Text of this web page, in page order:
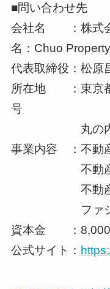
■問い合わせ先
会社名 ：株式会
名：Chuo
代表取締役：松原
所在地 ：東京都
号
丸の内北口
事業内容 ：不動
不動産ソリ
不動産流
ファシリテ
資本金 ：8,000
公式サイト：